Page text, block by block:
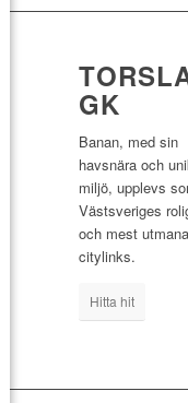
GK
Banan, med sin
havsnära och
miljö, upplevs
Västsveriges
och mest
citylinks.
Hitta hit